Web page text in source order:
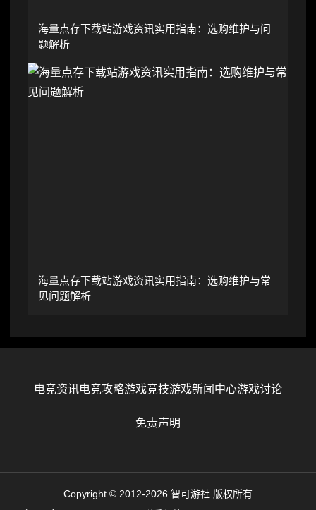
海量点存下载站游戏资讯实用指南：选购维护与问
题解析
海量点存下载站游戏资讯实用指南：选购维护与常
见问题解析
电竞资讯电竞攻略游戏竞技游戏新闻中心游戏讨论
免责声明
Copyright © 2012-2026 智可游社 版权所有